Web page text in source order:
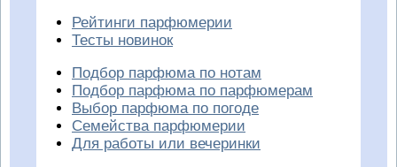
Рейтинги парфюмерии
Тесты новинок
Подбор парфюма по нотам
Подбор парфюма по парфюмерам
Выбор парфюма по погоде
Семейства парфюмерии
Для работы или вечеринки